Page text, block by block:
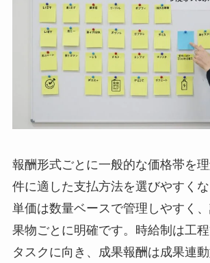
報酬形式ごとに一般的な価格帯を
件に適した支払方法を選びやすく
単価は数量ベースで管理しやすく
果物ごとに明確です。時給制は工
タスクに向き、成果報酬は成果連